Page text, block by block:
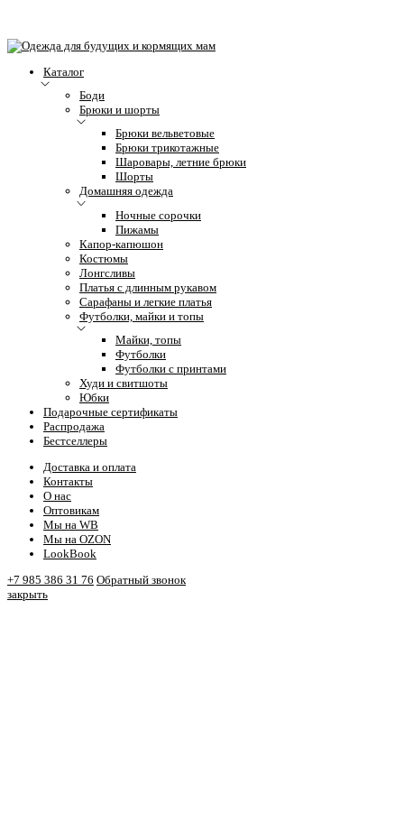
Каталог
Боди
Брюки и шорты
Брюки вельветовые
Брюки трикотажные
Шаровары, летние брюки
Шорты
Домашняя одежда
Ночные сорочки
Пижамы
Капор-капюшон
Костюмы
Лонгсливы
Платья с длинным рукавом
Сарафаны и легкие платья
Футболки, майки и топы
Майки, топы
Футболки
Футболки с принтами
Худи и свитшоты
Юбки
Подарочные сертификаты
Распродажа
Бестселлеры
Доставка и оплата
Контакты
О нас
Оптовикам
Мы на WB
Мы на OZON
LookBook
+7 985 386 31 76 Обратный звонок
закрыть